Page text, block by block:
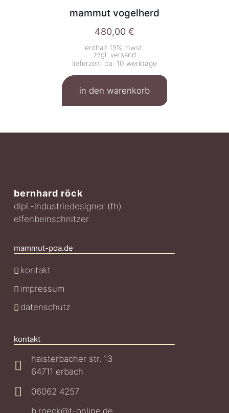
mammut vogelherd
480,00 €
enthält 19% mwst.
zzgl. versand
lieferzeit: ca. 10 werktage
in den warenkorb
bernhard röck
dipl.-industriedesigner (fh)
elfenbeinschnitzer
mammut-poa.de
kontakt
impressum
datenschutz
kontakt
haisterbacher str. 13
64711 erbach
06062 4257
b.roeck@t-online.de